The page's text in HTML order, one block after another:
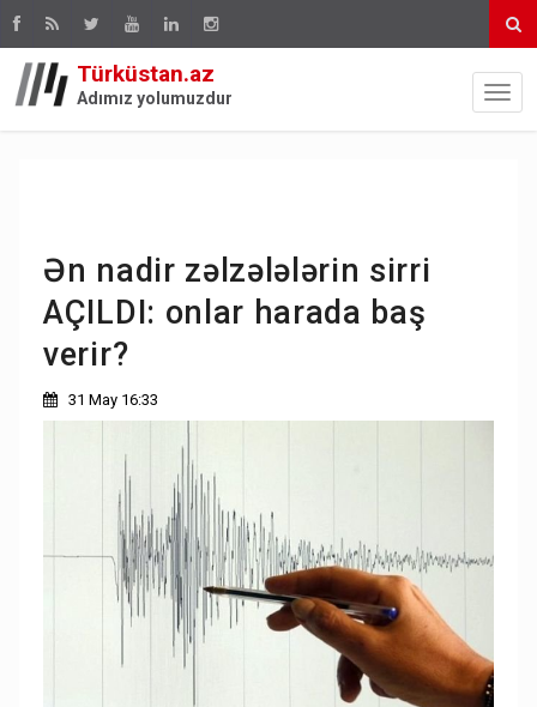
Türküstan.az
Adımız yolumuzdur
Ən nadir zəlzələlərin sirri
AÇILDI: onlar harada baş
verir?
31 May 16:33